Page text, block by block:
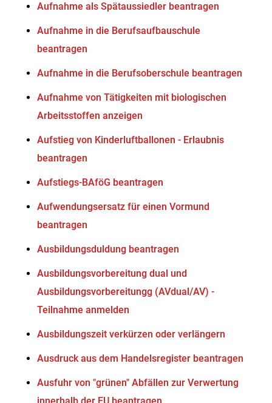
Aufnahme als Spätaussiedler beantragen
Aufnahme in die Berufsaufbauschule
beantragen
Aufnahme in die Berufsoberschule beantragen
Aufnahme von Tätigkeiten mit biologischen
Arbeitsstoffen anzeigen
Aufstieg von Kinderluftballonen - Erlaubnis
beantragen
Aufstiegs-BAföG beantragen
Aufwendungsersatz für einen Vormund
beantragen
Ausbildungsduldung beantragen
Ausbildungsvorbereitung dual und
Ausbildungsvorbereitungg (AVdual/AV) -
Teilnahme anmelden
Ausbildungszeit verkürzen oder verlängern
Ausdruck aus dem Handelsregister beantragen
Ausfuhr von "grünen" Abfällen zur Verwertung